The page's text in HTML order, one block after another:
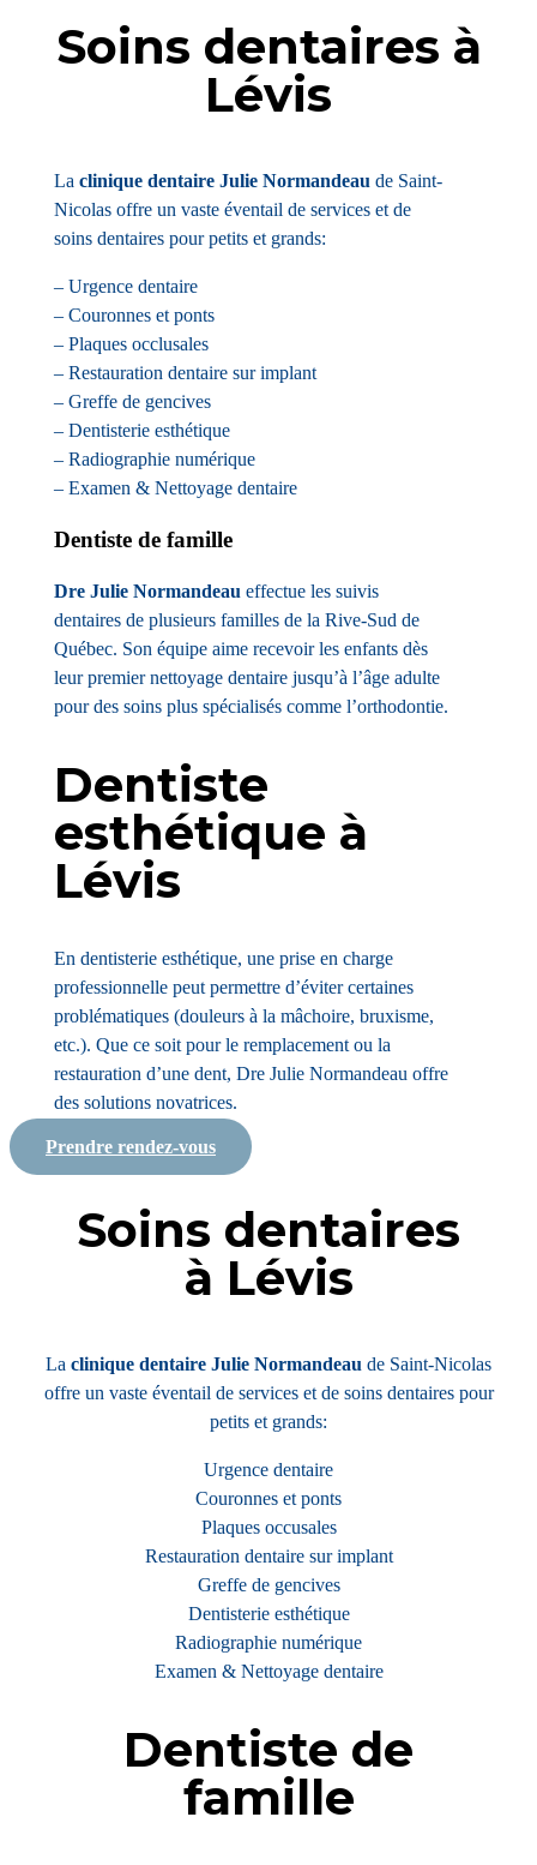
Soins dentaires à
Lévis
La clinique dentaire Julie Normandeau de Saint-
Nicolas offre un vaste éventail de services et de
soins dentaires pour petits et grands:
– Urgence dentaire
– Couronnes et ponts
– Plaques occlusales
– Restauration dentaire sur implant
– Greffe de gencives
– Dentisterie esthétique
– Radiographie numérique
– Examen & Nettoyage dentaire
Dentiste de famille
Dre Julie Normandeau effectue les suivis
dentaires de plusieurs familles de la Rive-Sud de
Québec. Son équipe aime recevoir les enfants dès
leur premier nettoyage dentaire jusqu’à l’âge adulte
pour des soins plus spécialisés comme l’orthodontie.
Dentiste
esthétique à
Lévis
En dentisterie esthétique, une prise en charge
professionnelle peut permettre d’éviter certaines
problématiques (douleurs à la mâchoire, bruxisme,
etc.). Que ce soit pour le remplacement ou la
restauration d’une dent, Dre Julie Normandeau offre
des solutions novatrices.
Prendre rendez-vous
Soins dentaires
à Lévis
La clinique dentaire Julie Normandeau de Saint-Nicolas
offre un vaste éventail de services et de soins dentaires pour
petits et grands:
Urgence dentaire
Couronnes et ponts
Plaques occusales
Restauration dentaire sur implant
Greffe de gencives
Dentisterie esthétique
Radiographie numérique
Examen & Nettoyage dentaire
Dentiste de
famille